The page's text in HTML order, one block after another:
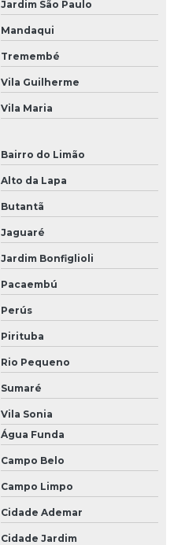
Jardim São Paulo
Mandaqui
Tremembé
Vila Guilherme
Vila Maria
Bairro do Limão
Alto da Lapa
Butantã
Jaguaré
Jardim Bonfiglioli
Pacaembú
Perús
Pirituba
Rio Pequeno
Sumaré
Vila Sonia
Água Funda
Campo Belo
Campo Limpo
Cidade Ademar
Cidade Jardim